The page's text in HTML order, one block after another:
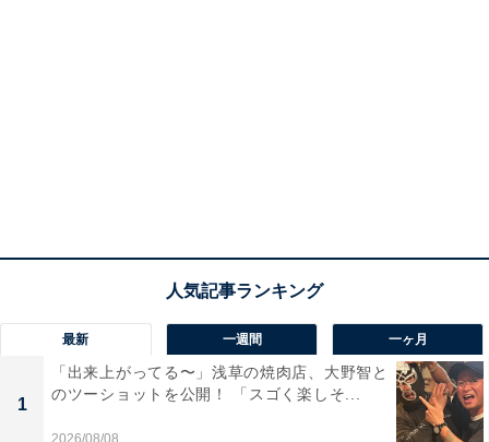
最新 一週間 一ヶ月
1
「出来上がってる〜」浅草の焼肉店、大野智と
のツーショットを公開！ 「スゴく楽しそ...